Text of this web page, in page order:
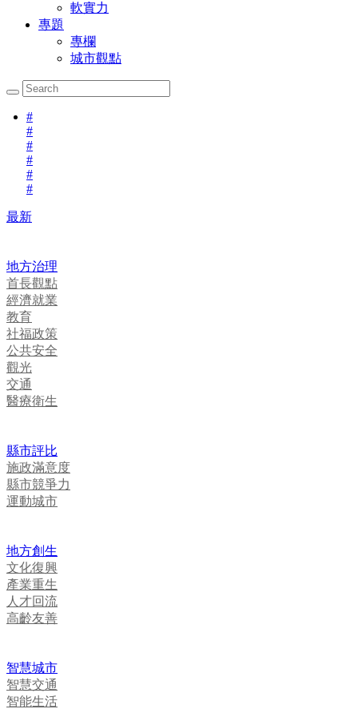
軟實力
專題
專欄
城市觀點
#
#
#
#
#
#
最新
地方治理
首長觀點
經濟就業
教育
社福政策
公共安全
觀光
交通
醫療衛生
縣市評比
施政滿意度
縣市競爭力
運動城市
地方創生
文化復興
產業重生
人才回流
高齡友善
智慧城市
智慧交通
智能生活